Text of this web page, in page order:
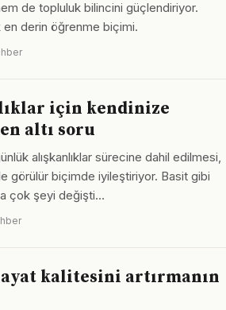
de topluluk bilincini güçlendiriyor.
derin öğrenme biçimi.
için kendinize
altı soru
alışkanlıklar sürecine dahil edilmesi,
görülür biçimde iyileştiriyor. Basit gibi
çok şeyi değişti…
kalitesini artırmanın